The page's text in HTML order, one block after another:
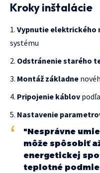
Kroky inštalácie
Vypnutie elektrického
systému
Odstránenie starého
Montáž základne
Pripojenie káblov
Nastavenie
"Nesprávne
môže spôsobiť
energetickej
teplotné